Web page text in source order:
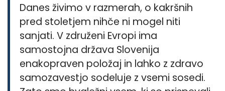
Danes živimo v razmerah, o kakršnih
pred stoletjem nihče ni mogel niti
sanjati. V združeni Evropi ima
samostojna država Slovenija
enakopraven položaj in lahko z zdravo
samozavestjo sodeluje z vsemi sosedi.